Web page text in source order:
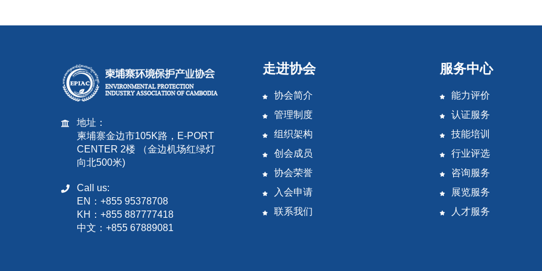
地址：
柬埔寨金边市105K路，E-PORT
CENTER 2楼 （金边机场红绿灯
向北500米)
Call us:
EN：+855 95378708
KH：+855 887777418
中文：+855 67889081
走进协会
协会简介
管理制度
组织架构
创会成员
协会荣誉
入会申请
联系我们
服务中心
能力评价
认证服务
技能培训
行业评选
咨询服务
展览服务
人才服务